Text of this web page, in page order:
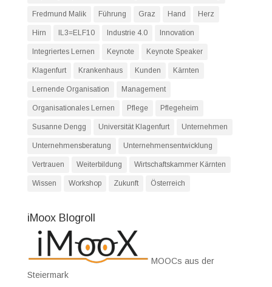
Fredmund Malik Führung Graz Hand Herz
Hirn IL3=ELF10 Industrie 4.0 Innovation
Integriertes Lernen Keynote Keynote Speaker
Klagenfurt Krankenhaus Kunden Kärnten
Lernende Organisation Management
Organisationales Lernen Pflege Pflegeheim
Susanne Dengg Universität Klagenfurt Unternehmen
Unternehmensberatung Unternehmensentwicklung
Vertrauen Weiterbildung Wirtschaftskammer Kärnten
Wissen Workshop Zukunft Österreich
iMoox Blogroll
MOOCs aus der
Steiermark